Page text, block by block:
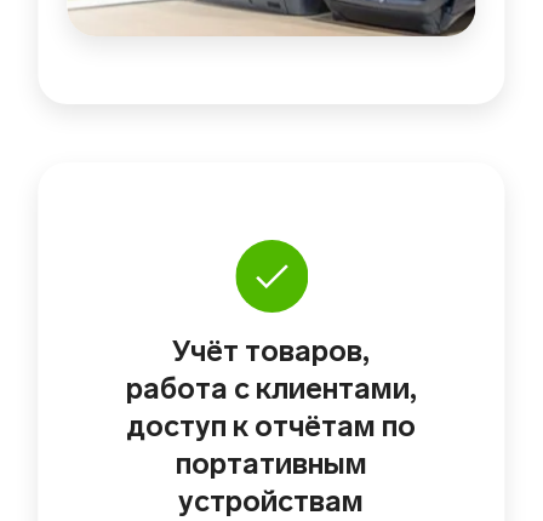
Учёт товаров,
работа с клиентами,
доступ к отчётам по
портативным
устройствам